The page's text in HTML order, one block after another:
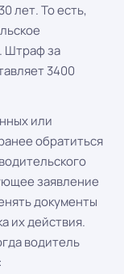
лет. То есть,
Штраф за
3400
или
обратиться
заявление
документы
их действия.
водитель